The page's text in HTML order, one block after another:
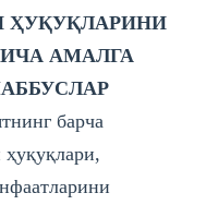
ҲУҚУҚЛАРИНИ
АМАЛГА
барча